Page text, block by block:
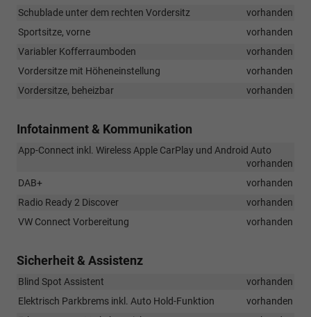
Schublade unter dem rechten Vordersitz
vorhanden
Sportsitze, vorne
vorhanden
Variabler Kofferraumboden
vorhanden
Vordersitze mit Höheneinstellung
vorhanden
Vordersitze, beheizbar
vorhanden
Infotainment & Kommunikation
App-Connect inkl. Wireless Apple CarPlay und Android Auto
vorhanden
DAB+
vorhanden
Radio Ready 2 Discover
vorhanden
VW Connect Vorbereitung
vorhanden
Sicherheit & Assistenz
Blind Spot Assistent
vorhanden
Elektrisch Parkbrems inkl. Auto Hold-Funktion
vorhanden